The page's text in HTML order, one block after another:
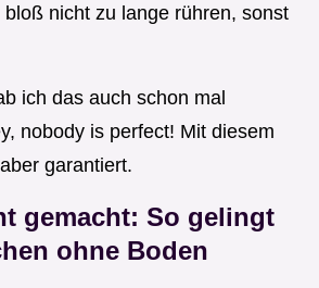
nicht zu lange rühren, sonst
ich das auch schon mal
nobody is perfect! Mit diesem
garantiert.
gemacht: So gelingt
ohne Boden